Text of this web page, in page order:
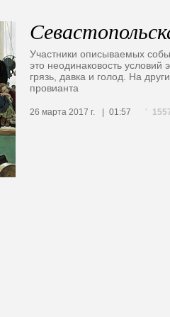
Участники описываемых
это неодинаковость
грязь, давка и голод. На
провианта
26 марта 2017 г. 01:57